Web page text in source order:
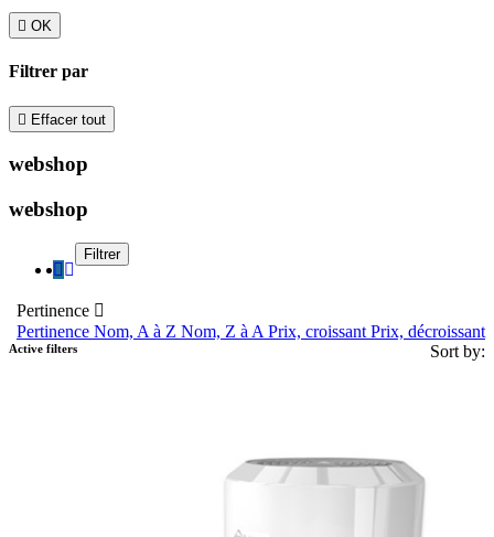
 OK
Filtrer par
 Effacer tout
webshop
webshop
Pertinence 
Pertinence Nom, A à Z Nom, Z à A Prix, croissant Prix, décroissant
Sort by:
Filtrer
Active filters